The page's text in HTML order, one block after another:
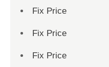
Fix Price
Fix Price
Fix Price